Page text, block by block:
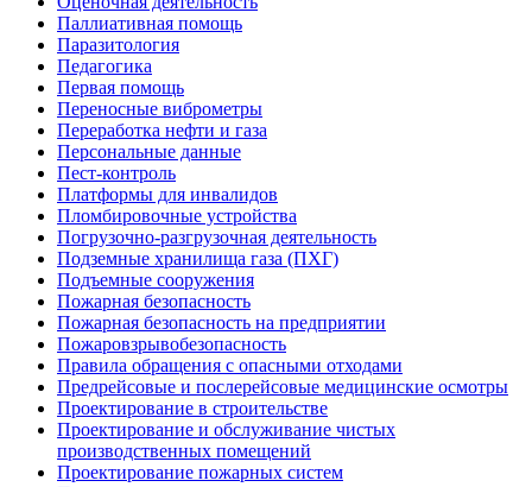
Паллиативная помощь
Паразитология
Педагогика
Первая помощь
Переносные виброметры
Переработка нефти и газа
Персональные данные
Пест-контроль
Платформы для инвалидов
Пломбировочные устройства
Погрузочно-разгрузочная деятельность
Подземные хранилища газа (ПХГ)
Подъемные сооружения
Пожарная безопасность
Пожарная безопасность на предприятии
Пожаровзрывобезопасность
Правила обращения с опасными отходами
Предрейсовые и послерейсовые медицинские осмотры
Проектирование в строительстве
Проектирование и обслуживание чистых
производственных помещений
Проектирование пожарных систем